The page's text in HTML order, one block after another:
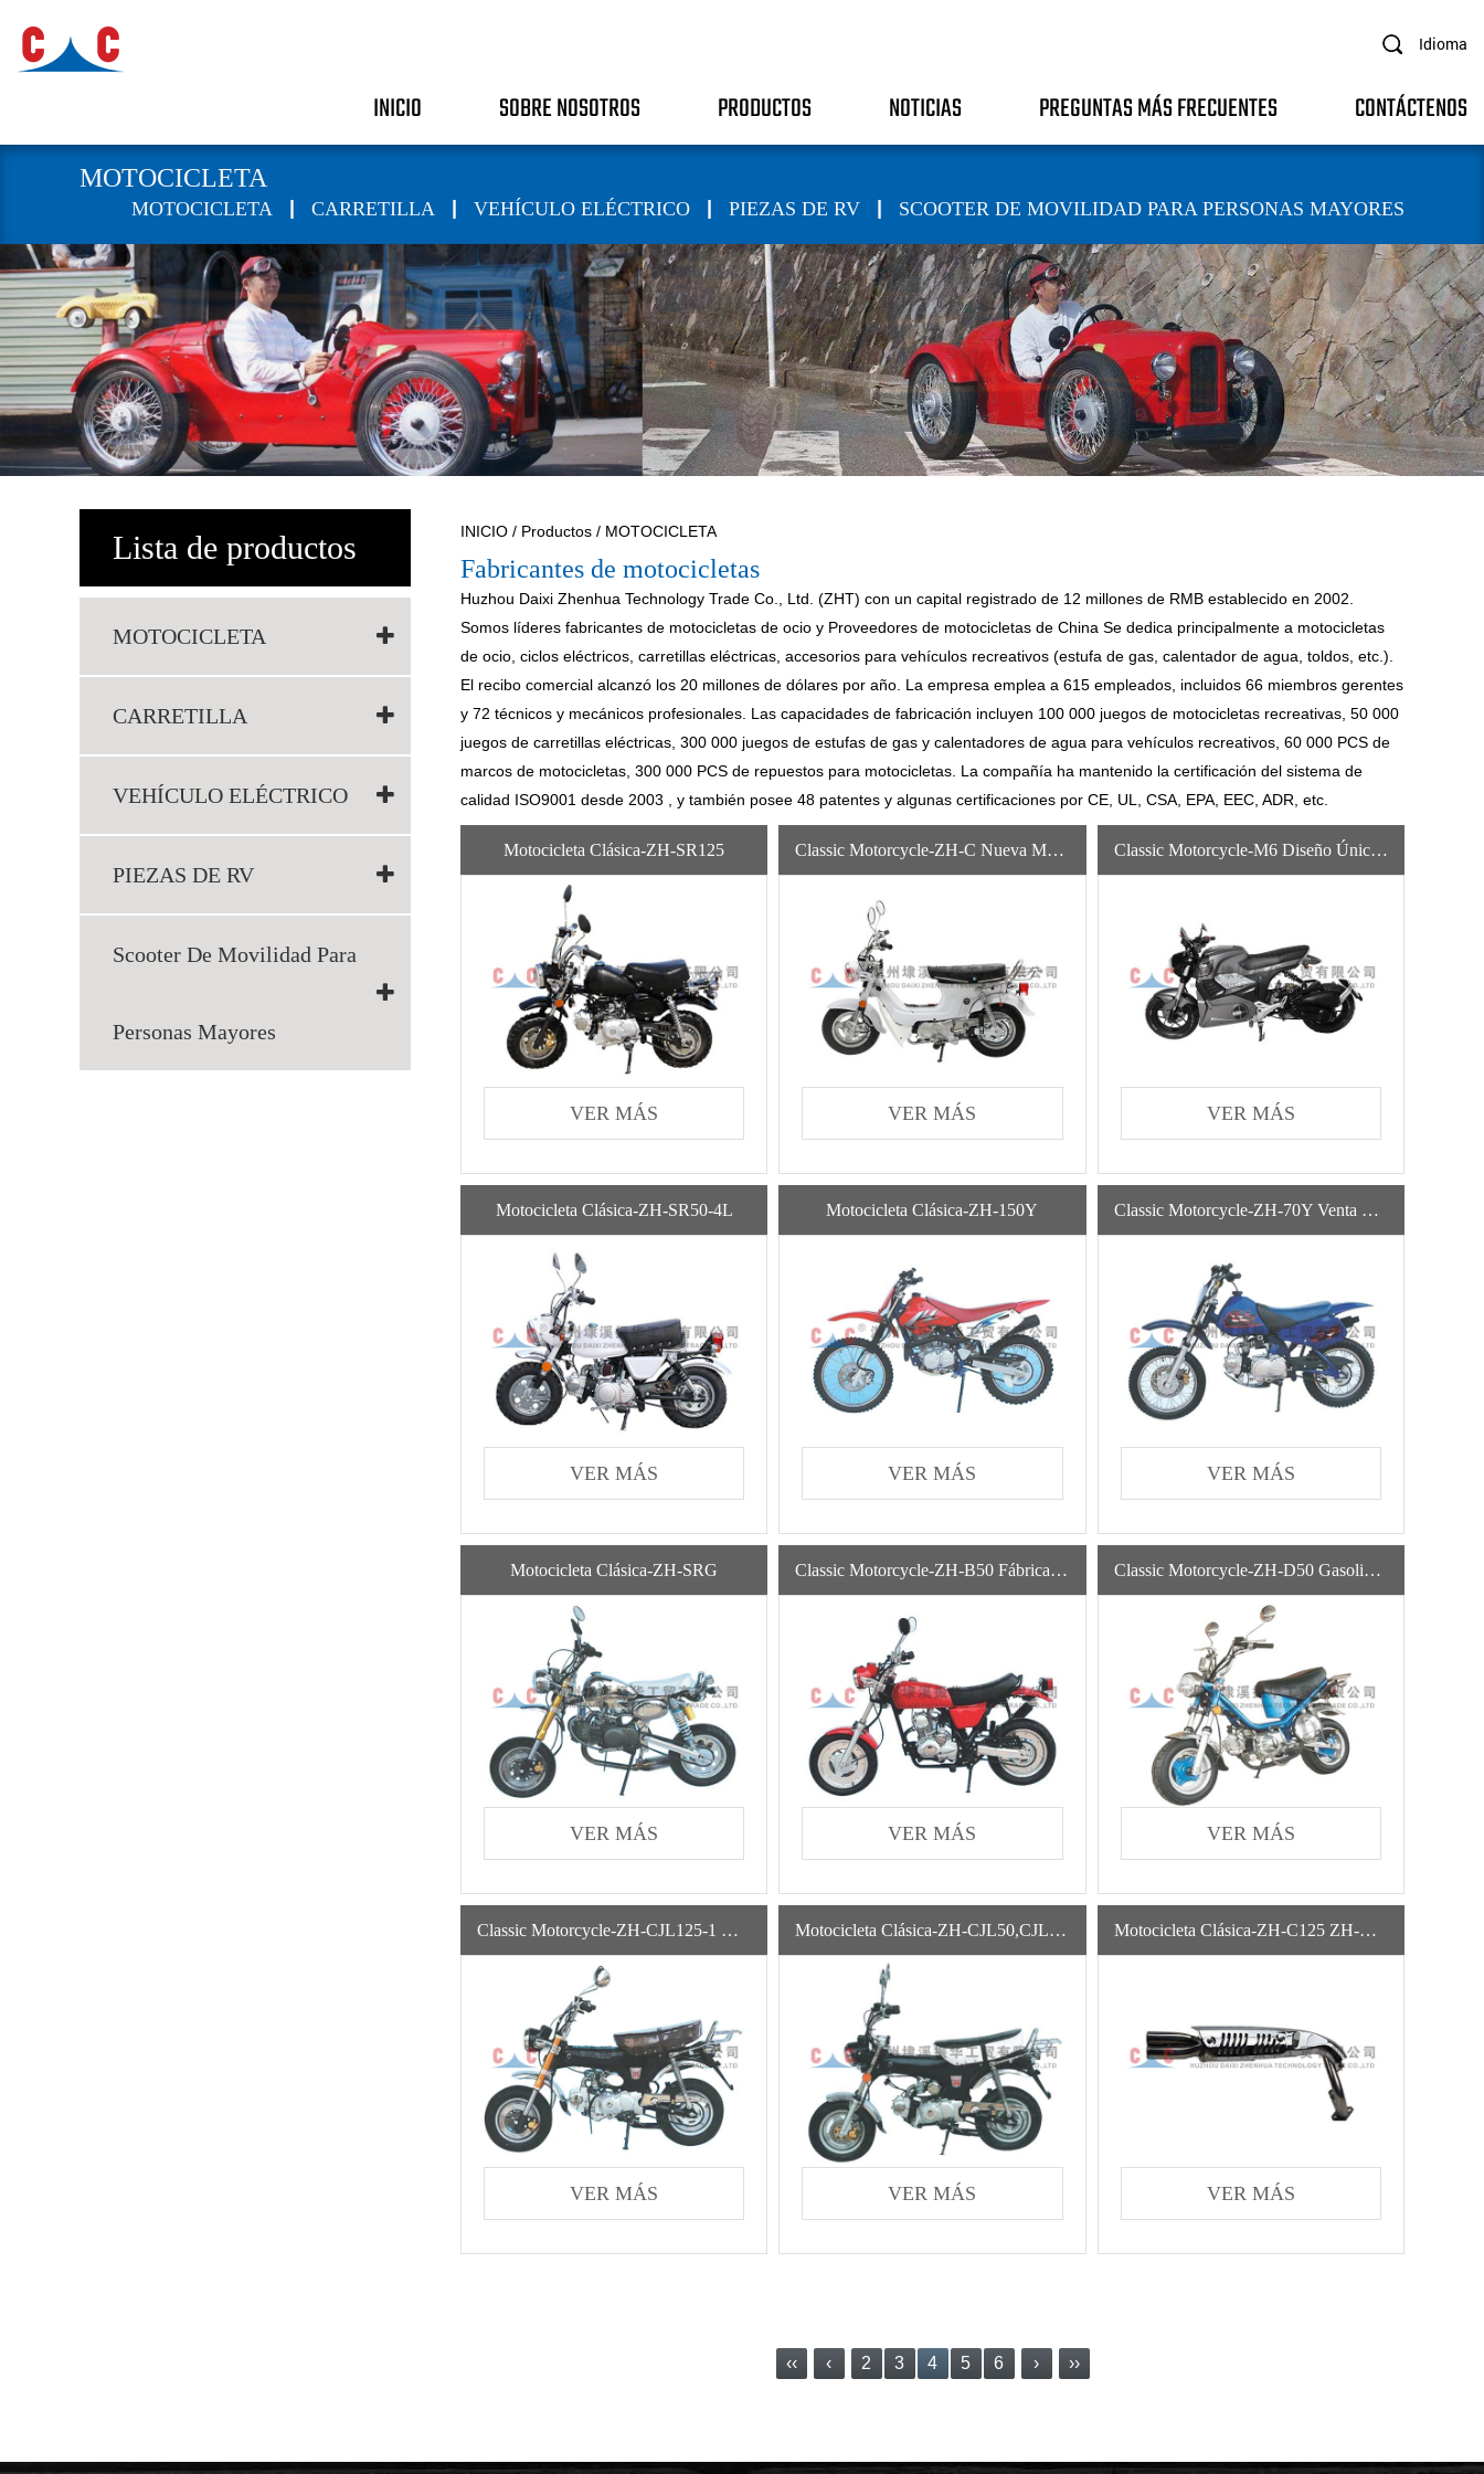
Idioma
INICIO SOBRE NOSOTROS PRODUCTOS NOTICIAS PREGUNTAS MÁS FRECUENTES CONTÁCTENOS
MOTOCICLETA
MOTOCICLETA CARRETILLA VEHÍCULO ELÉCTRICO PIEZAS DE RV SCOOTER DE MOVILIDAD PARA PERSONAS MAYORES
Lista de productos
MOTOCICLETA
CARRETILLA
VEHÍCULO ELÉCTRICO
PIEZAS DE RV
Scooter De Movilidad Para
Personas Mayores
INICIO / Productos / MOTOCICLETA
Fabricantes de motocicletas
Huzhou Daixi Zhenhua Technology Trade Co., Ltd. (ZHT) con un capital registrado de 12 millones de RMB establecido en 2002.
Somos líderes fabricantes de motocicletas de ocio y Proveedores de motocicletas de China Se dedica principalmente a motocicletas
de ocio, ciclos eléctricos, carretillas eléctricas, accesorios para vehículos recreativos (estufa de gas, calentador de agua, toldos, etc.).
El recibo comercial alcanzó los 20 millones de dólares por año. La empresa emplea a 615 empleados, incluidos 66 miembros gerentes
y 72 técnicos y mecánicos profesionales. Las capacidades de fabricación incluyen 100 000 juegos de motocicletas recreativas, 50 000
juegos de carretillas eléctricas, 300 000 juegos de estufas de gas y calentadores de agua para vehículos recreativos, 60 000 PCS de
marcos de motocicletas, 300 000 PCS de repuestos para motocicletas. La compañía ha mantenido la certificación del sistema de
calidad ISO9001 desde 2003 , y también posee 48 patentes y algunas certificaciones por CE, UL, CSA, EPA, EEC, ADR, etc.
Motocicleta Clásica-ZH-SR125
VER MÁS
Classic Motorcycle-ZH-C Nueva Motocicleta De Gasolina A Gas Ampliamente Utilizada Con Alta Calidad
VER MÁS
Classic Motorcycle-M6 Diseño Único Venta Caliente Marca Gas Gasolina Para Motocicletas Para Adultos
VER MÁS
Motocicleta Clásica-ZH-SR50-4L
VER MÁS
Motocicleta Clásica-ZH-150Y
VER MÁS
Classic Motorcycle-ZH-70Y Venta De Fábrica Varias Motocicletas Clásicas Monkeybike De Gasolina De Alta Velocidad
VER MÁS
Motocicleta Clásica-ZH-SRG
VER MÁS
Classic Motorcycle-ZH-B50 Fábrica Motor De Gasolina Importar Motocicletas De China Para Adultos
VER MÁS
Classic Motorcycle-ZH-D50 Gasoline Classic Automatic Motorcycles Gas Powered Para La Venta
VER MÁS
Classic Motorcycle-ZH-CJL125-1 Nueva Motocicleta De Gasolina A Gas Ampliamente Utilizada Con Alta Calidad
VER MÁS
Motocicleta Clásica-ZH-CJL50,CJL125
VER MÁS
Motocicleta Clásica-ZH-C125 ZH-C110
VER MÁS
‹‹ ‹ 2 3 4 5 6 › ››